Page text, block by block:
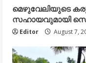
മെഴുവേലിയുടെ
സഹായവുമായി
Editor August 7,